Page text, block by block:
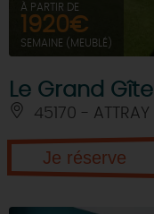
À PARTIR DE
1920€
SEMAINE (MEUBLÉ)
Le Grand Gîte
45170 - ATTRAY
Je réserve